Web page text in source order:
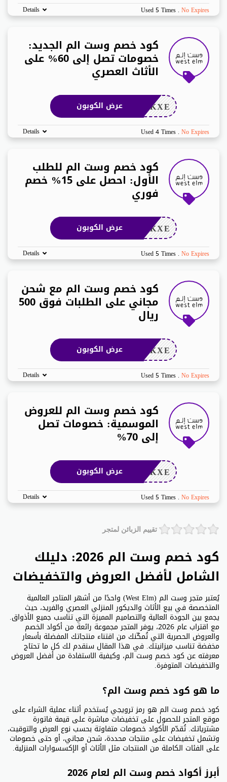
Used 5 Times . No Expires
Details
كود خصم وست الم الجديد:
خصومات تصل إلى 60% على
الأثاث العصري
ZKXE عرض الكوبون
Used 4 Times . No Expires
Details
كود خصم وست الم للطلب
الأول: احصل على 15% خصم
فوري
ZKXE عرض الكوبون
Used 5 Times . No Expires
Details
كود خصم وست الم مع شحن
مجاني على الطلبات فوق 500
ريال
ZKXE عرض الكوبون
Used 5 Times . No Expires
Details
كود خصم وست الم للعروض
الموسمية: خصومات تصل
إلى 70%
ZKXE عرض الكوبون
Used 5 Times . No Expires
Details
تقييم الزبائن لمتجر
كود خصم وست الم 2026: دليلك
الشامل لأفضل العروض والتخفيضات
يُعتبر متجر وست الم (West Elm) واحدًا من أشهر المتاجر العالمية
المتخصصة في بيع الأثاث والديكور المنزلي العصري والفريد، حيث
يجمع بين الجودة العالية والتصاميم المميزة التي تناسب جميع الأذواق.
مع اقتراب عام 2026، يوفر المتجر مجموعة رائعة من أكواد الخصم
والعروض الحصرية التي تُمكّنك من اقتناء منتجاتك المفضلة بأسعار
مخفضة تناسب ميزانيتك. في هذا المقال سنقدم لك كل ما تحتاج
معرفته عن كود خصم وست الم، وكيفية الاستفادة من أفضل العروض
والتخفيضات المتوفرة.
ما هو كود خصم وست الم؟
كود خصم وست الم هو رمز ترويجي يُستخدم أثناء عملية الشراء على
موقع المتجر للحصول على تخفيضات مباشرة على قيمة فاتورة
مشترياتك. تُقدّم الأكواد خصومات متفاوتة بحسب نوع العرض والتوقيت،
وتشمل تخفيضات على منتجات محددة، شحن مجاني، أو حتى خصومات
على الفئات الكاملة من المنتجات مثل الأثاث أو الإكسسوارات المنزلية.
أبرز أكواد خصم وست الم لعام 2026